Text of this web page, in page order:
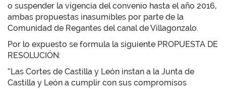
o suspender la vigencia del convenio hasta el año 2016,
ambas propuestas inasumibles por parte de la
Comunidad de Regantes del canal de Villagonzalo.
Por lo expuesto se formula la siguiente PROPUESTA DE
RESOLUCIÓN:
“Las Cortes de Castilla y León instan a la Junta de
Castilla y León a cumplir con sus compromisos